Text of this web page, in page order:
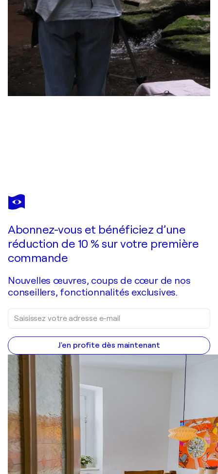
ALIX HALLMAN TRAVIS
Colander of Fruit in My Kitchen
Abonnez-vous et bénéficiez d’une
réduction de 10 % sur votre première
commande
Nouvelles œuvres, coups de cœur de nos
conseillers, fonctionnalités exclusives.
J'en profite dès maintenant